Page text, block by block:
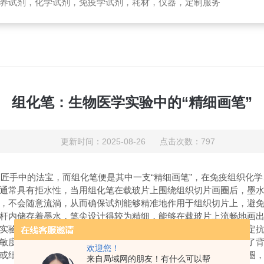
欢迎您！
来自局域网的朋友！有什么可以帮
试剂，化学试剂，免疫学试剂，耗材，仪器，定制服务
组化笔：生物医学实验中的“精细画笔”
更新时间：2025-08-26 点击次数：797
的法宝，而组化笔便是其中一支“精细画笔”，在免疫组织化
常具有拒水性，当用组化笔在载玻片上围绕组织切片画圈后，墨
不会随意流淌，从而确保试剂能够精准地作用于组织切片上，避
存着墨水，笔尖设计得较为精细，能够在载玻片上流畅地画
要向组织切片上滴加各种抗体、显色剂等试剂，以检测特定
度和准确性。同时，避免了试剂流到载玻片的其他部位，减少了
中的定位和表达情况的重要技术。通过组化笔构建的疏水圈